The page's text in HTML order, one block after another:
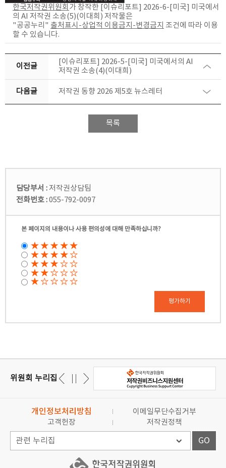
한국저작권위원회 가 창작한 [이슈리포트] 2026-6-[미국] 미국에서
의 AI 저작권 소송(5)(이대희) 저작물은
"공공누리" 출처표시-상업적 이용금지-변경금지 조건에 따라 이용
할 수 있습니다.
이전글
[이슈리포트] 2026-5-[미국] 미국에서의 AI
저작권 소송(4)(이대희)
다음글 저작권 동향 2026 제5호 뉴스레터
목록
담당부서 :저작권상담팀
전화번호 :055-792-0097
본 페이지의 내용이나 사용 편의성에 대해 만족하십니까?
평가하기
위원회 누리집
개인정보처리방침
이메일무단수집거부
고객헌장
저작권정책
GO